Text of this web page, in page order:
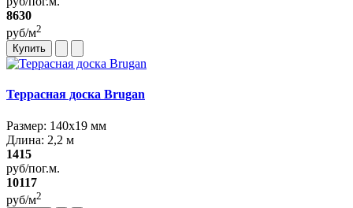
8630
руб/м2
Купить
Террасная доска Brugan
Размер: 140х19 мм
Длина: 2,2 м
1415
руб/пог.м.
10117
руб/м2